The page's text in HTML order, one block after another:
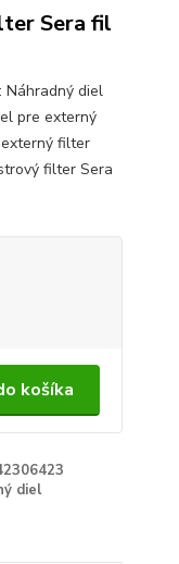
Sera fil
Náhradný diel
pre externý
filter
filter Sera
košíka
diel